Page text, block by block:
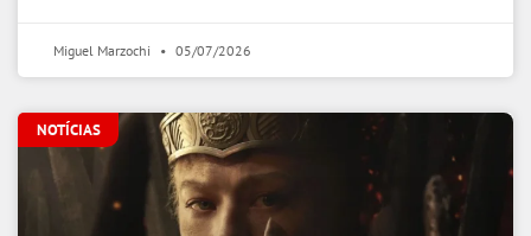
Miguel Marzochi 05/07/2026
NOTÍCIAS